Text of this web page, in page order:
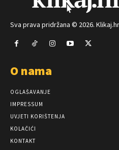
Sva prava pridržana © 2026. Klikaj.hr
O nama
OGLAŠAVANJE
IMPRESSUM
UVJETI KORIŠTENJA
KOLAČIĆI
KONTAKT